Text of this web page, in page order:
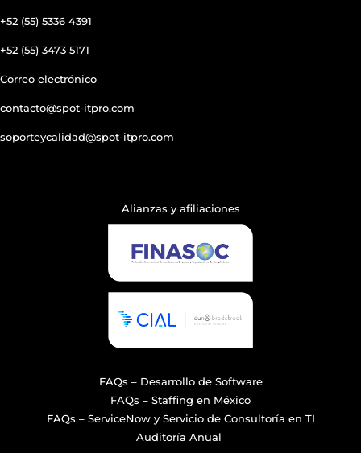
+52 (55) 5336 4391
+52 (55) 3473 5171
Correo electrónico
contacto@spot-itpro.com
soporteycalidad@spot-itpro.com
Alianzas y afiliaciones
FAQs – Desarrollo de Software
FAQs – Staffing en México
FAQs – ServiceNow y Servicio de Consultoría en TI
Auditoría Anual